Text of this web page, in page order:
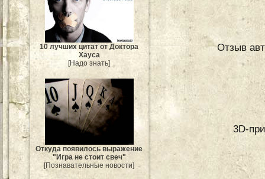
10 лучших цитат от Доктора
Хауса
[Надо знать]
Откуда появилось выражение
"Игра не стоит свеч"
[Познавательные новости]
Отзыв
3D-